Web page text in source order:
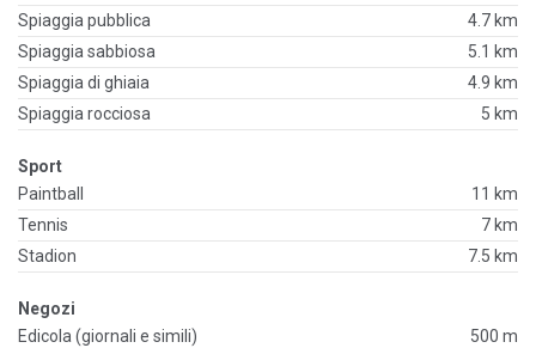
Spiaggia pubblica
4.7 km
Spiaggia sabbiosa
5.1 km
Spiaggia di ghiaia
4.9 km
Spiaggia rocciosa
5 km
Sport
Paintball
11 km
Tennis
7 km
Stadion
7.5 km
Negozi
Edicola (giornali e simili)
500 m